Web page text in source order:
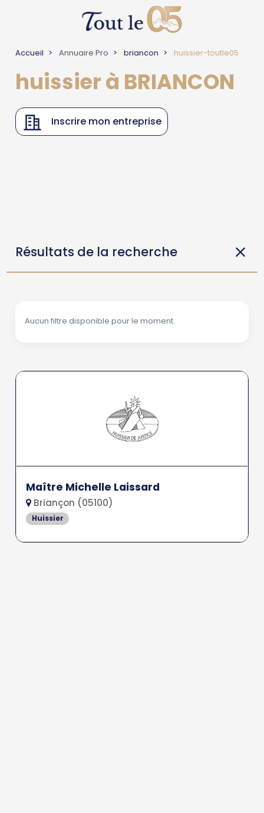
Accueil Annuaire Pro briancon huissier-toutle05
huissier à BRIANCON
Inscrire mon entreprise
Résultats de la recherche
Aucun filtre disponible pour le moment.
Maître Michelle Laissard
Briançon (05100)
Huissier